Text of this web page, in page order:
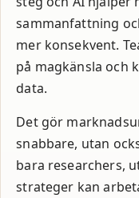
sammanfattning
mer konsekvent.
på magkänsla och
data.
Det gör
snabbare, utan
bara researchers,
strateger kan